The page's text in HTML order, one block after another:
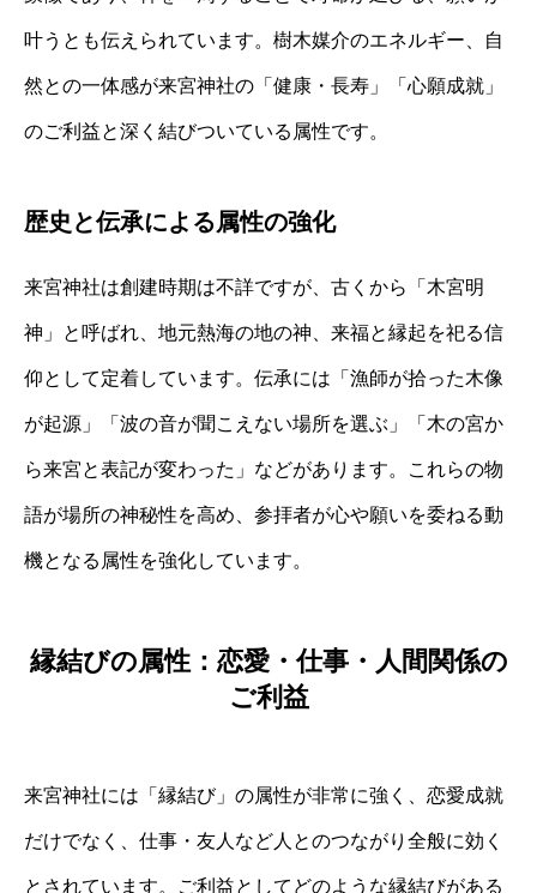
叶うとも伝えられています。樹木媒介のエネルギー、自
然との一体感が来宮神社の「健康・長寿」「心願成就」
のご利益と深く結びついている属性です。
歴史と伝承による属性の強化
来宮神社は創建時期は不詳ですが、古くから「木宮明
神」と呼ばれ、地元熱海の地の神、来福と縁起を祀る信
仰として定着しています。伝承には「漁師が拾った木像
が起源」「波の音が聞こえない場所を選ぶ」「木の宮か
ら来宮と表記が変わった」などがあります。これらの物
語が場所の神秘性を高め、参拝者が心や願いを委ねる動
機となる属性を強化しています。
縁結びの属性：恋愛・仕事・人間関係の
ご利益
来宮神社には「縁結び」の属性が非常に強く、恋愛成就
だけでなく、仕事・友人など人とのつながり全般に効く
とされています。ご利益としてどのような縁結びがある